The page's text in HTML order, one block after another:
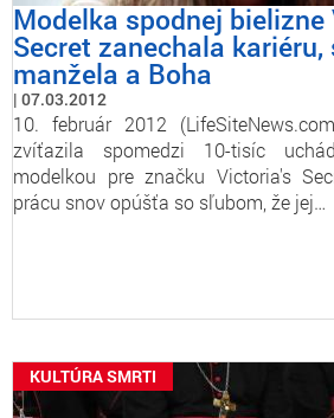
Modelka spodnej bielizne
Secret zanechala
manžela a Boha
07.03.2012
10. február 2012
zvíťazila spomedzi 10-tisíc
modelkou pre značku Victoria's
prácu snov opúšťa so sľubom, že jej…
KULTÚRA SMRTI